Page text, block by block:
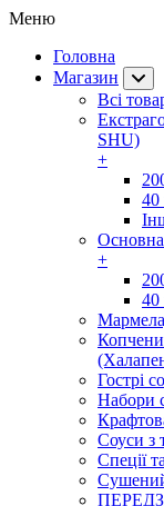
Меню
Головна
Магазин
Всі
SHU)
+
40
Основна
+
40
Гострі
Набори
Соуси з
Спеції